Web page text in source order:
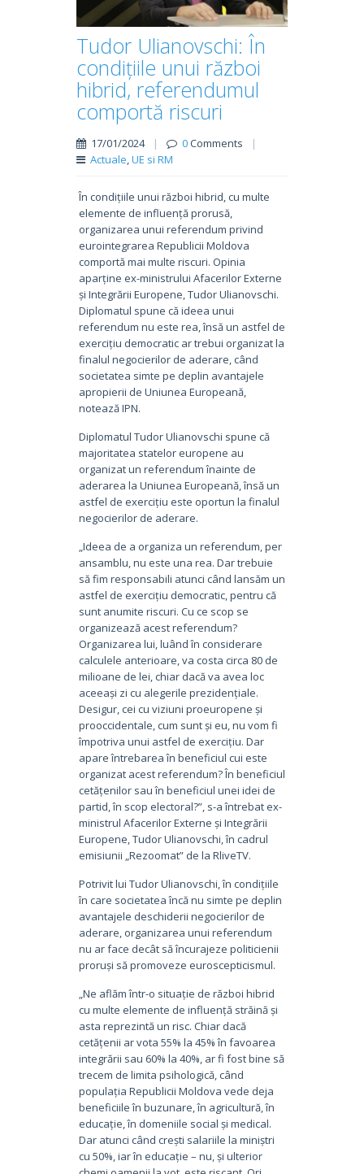
Tudor Ulianovschi: În
condițiile unui război
hibrid, referendumul
comportă riscuri
17/01/2024 | 0Comments
|
Actuale,UE si RM
În condițiile unui război hibrid, cu multe
elemente de influență prorusă,
organizarea unui referendum privind
eurointegrarea Republicii Moldova
comportă mai multe riscuri. Opinia
aparține ex-ministrului Afacerilor Externe
și Integrării Europene, Tudor Ulianovschi.
Diplomatul spune că ideea unui
referendum nu este rea, însă un astfel de
exercițiu democratic ar trebui organizat la
finalul negocierilor de aderare, când
societatea simte pe deplin avantajele
apropierii de Uniunea Europeană,
notează IPN.
Diplomatul Tudor Ulianovschi spune că
majoritatea statelor europene au
organizat un referendum înainte de
aderarea la Uniunea Europeană, însă un
astfel de exercițiu este oportun la finalul
negocierilor de aderare.
„Ideea de a organiza un referendum, per
ansamblu, nu este una rea. Dar trebuie
să fim responsabili atunci când lansăm un
astfel de exercițiu democratic, pentru că
sunt anumite riscuri. Cu ce scop se
organizează acest referendum?
Organizarea lui, luând în considerare
calculele anterioare, va costa circa 80 de
milioane de lei, chiar dacă va avea loc
aceeași zi cu alegerile prezidențiale.
Desigur, cei cu viziuni proeuropene și
prooccidentale, cum sunt și eu, nu vom fi
împotriva unui astfel de exercițiu. Dar
apare întrebarea în beneficiul cui este
organizat acest referendum? În beneficiul
cetățenilor sau în beneficiul unei idei de
partid, în scop electoral?”, s-a întrebat ex-
ministrul Afacerilor Externe și Integrării
Europene, Tudor Ulianovschi, în cadrul
emisiunii „Rezoomat” de la RliveTV.
Potrivit lui Tudor Ulianovschi, în condițiile
în care societatea încă nu simte pe deplin
avantajele deschiderii negocierilor de
aderare, organizarea unui referendum
nu ar face decât să încurajeze politicienii
proruși să promoveze euroscepticismul.
„Ne aflăm într-o situație de război hibrid
cu multe elemente de influență străină și
asta reprezintă un risc. Chiar dacă
cetățenii ar vota 55% la 45% în favoarea
integrării sau 60% la 40%, ar fi fost bine să
trecem de limita psihologică, când
populația Republicii Moldova vede deja
beneficiile în buzunare, în agricultură, în
educație, în domeniile social și medical.
Dar atunci când crești salariile la miniștri
cu 50%, iar în educație – nu, și ulterior